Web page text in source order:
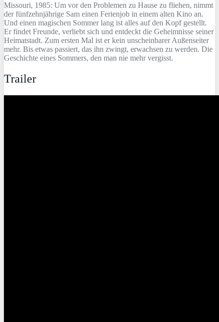
Missouri, 1985: Um vor den Problemen zu Hause zu fliehen, nimmt
der fünfzehnjährige Sam einen Ferienjob in einem alten Kino an.
Und einen magischen Sommer lang ist alles auf den Kopf gestellt.
Er findet Freunde, verliebt sich und entdeckt die Geheimnisse seiner
Heimatstadt. Zum ersten Mal ist er kein unscheinbarer Außenseiter
mehr. Bis etwas passiert, das ihn zwingt, erwachsen zu werden. Die
Geschichte eines Sommers, den man nie mehr vergisst.
Trailer